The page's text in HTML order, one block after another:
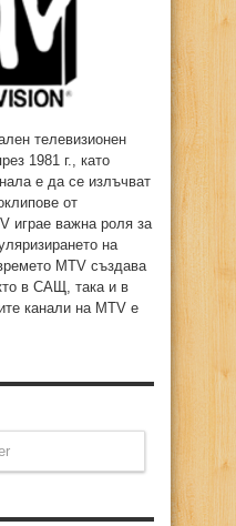
телевизионен
1981 г., като
е да се излъчват
от
играе важна роля за
на
MTV създава
в САЩ, така и в
канали на MTV е